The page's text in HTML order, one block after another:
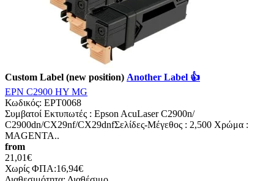
Custom Label (new position) Another Label 👍
EPN C2900 HY MG
Κωδικός: EPT0068
Συμβατοί Εκτυπωτές : Epson AcuLaser C2900n/
C2900dn/CX29nf/CX29dnfΣελίδες-Mέγεθος : 2,500 Χρώμα :
MAGENTA..
from
21,01€
Χωρίς ΦΠΑ:16,94€